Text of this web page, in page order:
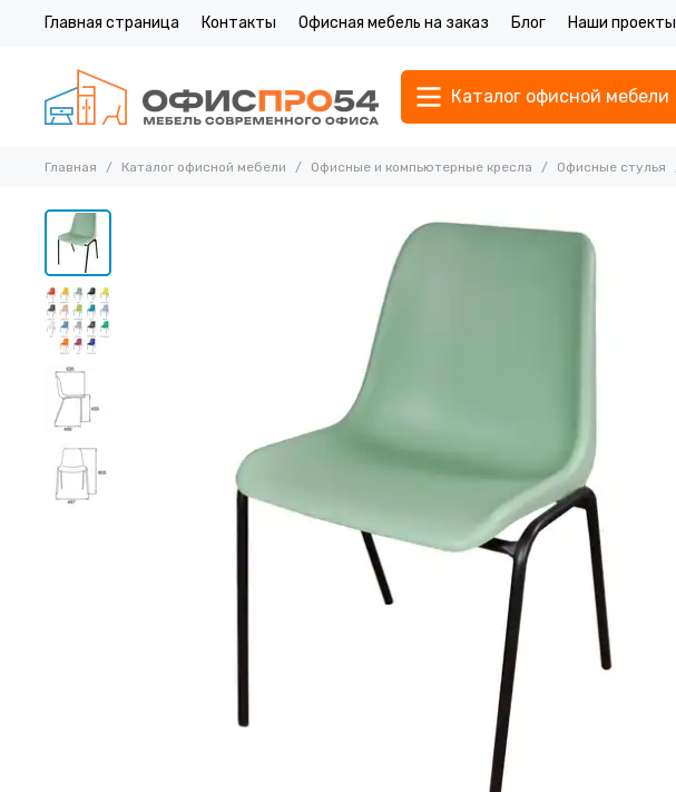
Главная страница Контакты Офисная мебель на заказ Блог Наши проекты
Каталог офисной мебели
Главная Каталог офисной мебели Офисные и компьютерные кресла Офисные стулья